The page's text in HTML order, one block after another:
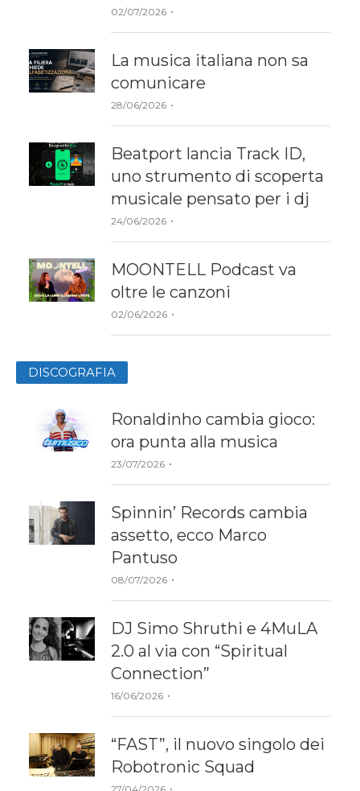
02/07/2026
La musica italiana non sa
comunicare
28/06/2026
Beatport lancia Track ID,
uno strumento di scoperta
musicale pensato per i dj
24/06/2026
MOONTELL Podcast va
oltre le canzoni
02/06/2026
DISCOGRAFIA
Ronaldinho cambia gioco:
ora punta alla musica
23/07/2026
Spinnin’ Records cambia
assetto, ecco Marco
Pantuso
08/07/2026
DJ Simo Shruthi e 4MuLA
2.0 al via con “Spiritual
Connection”
16/06/2026
“FAST”, il nuovo singolo dei
Robotronic Squad